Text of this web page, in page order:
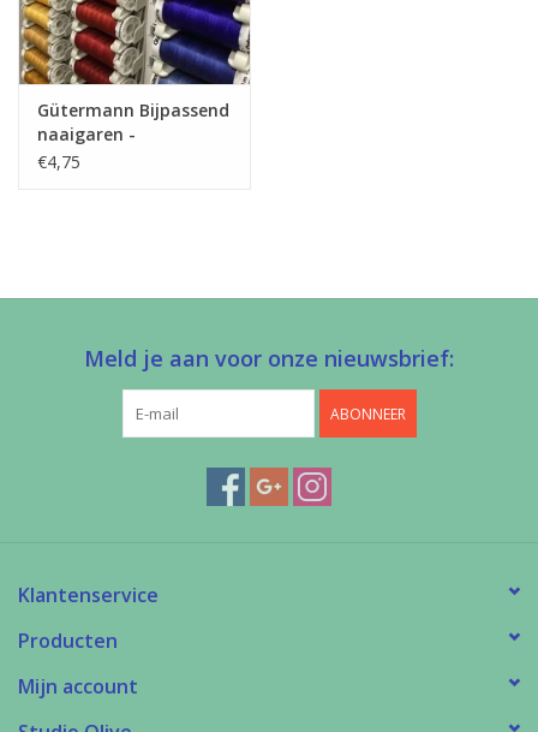
Gütermann Bijpassend
naaigaren -
Allesnaaigaren 200m
€4,75
Meld je aan voor onze nieuwsbrief:
ABONNEER
Klantenservice
Producten
Mijn account